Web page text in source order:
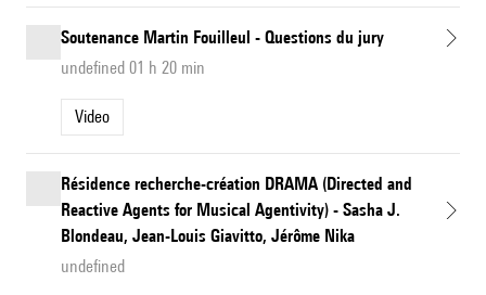
Soutenance Martin Fouilleul - Questions du jury
undefined 01 h 20 min
Video
Résidence recherche-création DRAMA (Directed and
Reactive Agents for Musical Agentivity) - Sasha J.
Blondeau, Jean-Louis Giavitto, Jérôme Nika
undefined